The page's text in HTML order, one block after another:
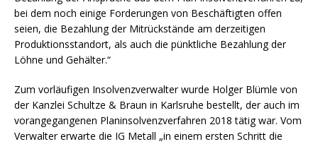
bei dem noch einige Forderungen von Beschäftigten offen
seien, die Bezahlung der Mitrückstände am derzeitigen
Produktionsstandort, als auch die pünktliche Bezahlung der
Löhne und Gehälter.“
Zum vorläufigen Insolvenzverwalter wurde Holger Blümle von
der Kanzlei Schultze & Braun in Karlsruhe bestellt, der auch im
vorangegangenen Planinsolvenzverfahren 2018 tätig war. Vom
Verwalter erwarte die IG Metall „in einem ersten Schritt die